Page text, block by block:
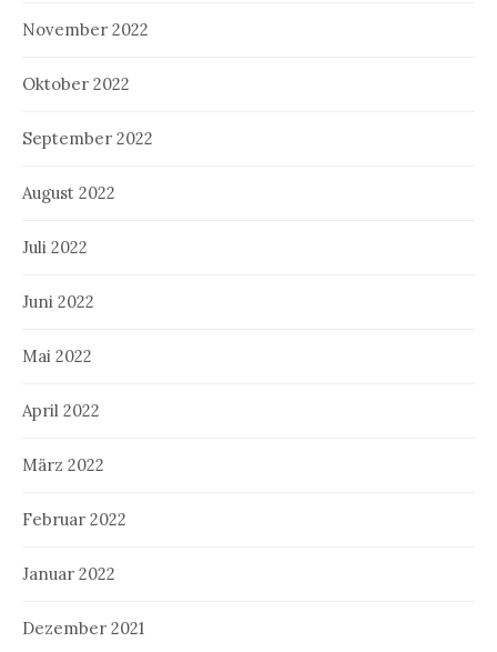
November 2022
Oktober 2022
September 2022
August 2022
Juli 2022
Juni 2022
Mai 2022
April 2022
März 2022
Februar 2022
Januar 2022
Dezember 2021